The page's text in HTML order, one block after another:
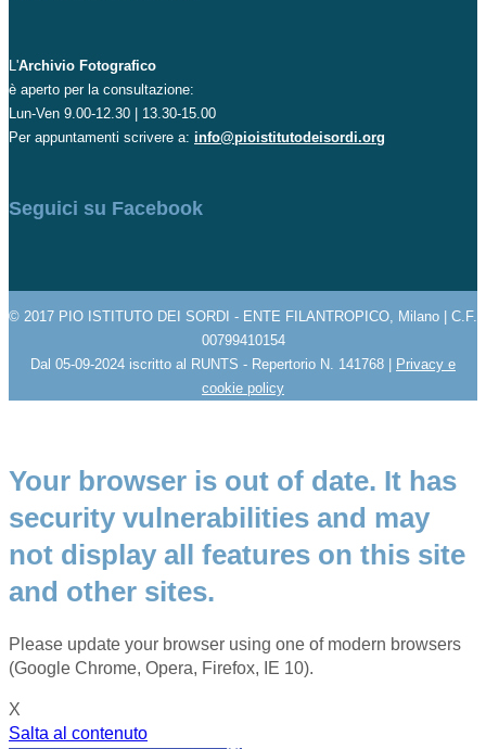
L'Archivio Fotografico
è aperto per la consultazione:
Lun-Ven 9.00-12.30 | 13.30-15.00
Per appuntamenti scrivere a: info@pioistitutodeisordi.org
Seguici su Facebook
© 2017 PIO ISTITUTO DEI SORDI - ENTE FILANTROPICO, Milano | C.F.
00799410154
Dal 05-09-2024 iscritto al RUNTS - Repertorio N. 141768 |
Privacy e
cookie policy
Your browser is out of date. It has
security vulnerabilities and may
not display all features on this site
and other sites.
Please update your browser using one of modern browsers
(Google Chrome, Opera, Firefox, IE 10).
X
Salta al contenuto